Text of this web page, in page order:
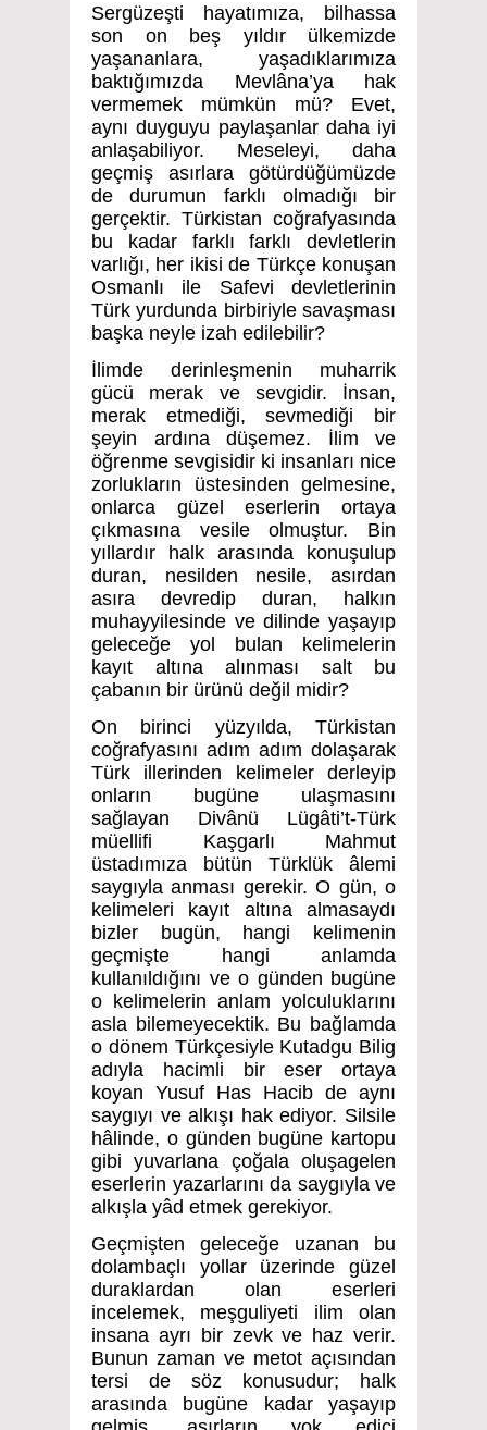
Sergüzeşti hayatımıza, bilhassa
son on beş yıldır ülkemizde
yaşananlara, yaşadıklarımıza
baktığımızda Mevlâna’ya hak
vermemek mümkün mü? Evet,
aynı duyguyu paylaşanlar daha iyi
anlaşabiliyor. Meseleyi, daha
geçmiş asırlara götürdüğümüzde
de durumun farklı olmadığı bir
gerçektir. Türkistan coğrafyasında
bu kadar farklı farklı devletlerin
varlığı, her ikisi de Türkçe konuşan
Osmanlı ile Safevi devletlerinin
Türk yurdunda birbiriyle savaşması
başka neyle izah edilebilir?
İlimde derinleşmenin muharrik
gücü merak ve sevgidir. İnsan,
merak etmediği, sevmediği bir
şeyin ardına düşemez. İlim ve
öğrenme sevgisidir ki insanları nice
zorlukların üstesinden gelmesine,
onlarca güzel eserlerin ortaya
çıkmasına vesile olmuştur. Bin
yıllardır halk arasında konuşulup
duran, nesilden nesile, asırdan
asıra devredip duran, halkın
muhayyilesinde ve dilinde yaşayıp
geleceğe yol bulan kelimelerin
kayıt altına alınması salt bu
çabanın bir ürünü değil midir?
On birinci yüzyılda, Türkistan
coğrafyasını adım adım dolaşarak
Türk illerinden kelimeler derleyip
onların bugüne ulaşmasını
sağlayan Divânü Lügâti’t-Türk
müellifi Kaşgarlı Mahmut
üstadımıza bütün Türklük âlemi
saygıyla anması gerekir. O gün, o
kelimeleri kayıt altına almasaydı
bizler bugün, hangi kelimenin
geçmişte hangi anlamda
kullanıldığını ve o günden bugüne
o kelimelerin anlam yolculuklarını
asla bilemeyecektik. Bu bağlamda
o dönem Türkçesiyle Kutadgu Bilig
adıyla hacimli bir eser ortaya
koyan Yusuf Has Hacib de aynı
saygıyı ve alkışı hak ediyor. Silsile
hâlinde, o günden bugüne kartopu
gibi yuvarlana çoğala oluşagelen
eserlerin yazarlarını da saygıyla ve
alkışla yâd etmek gerekiyor.
Geçmişten geleceğe uzanan bu
dolambaçlı yollar üzerinde güzel
duraklardan olan eserleri
incelemek, meşguliyeti ilim olan
insana ayrı bir zevk ve haz verir.
Bunun zaman ve metot açısından
tersi de söz konusudur; halk
arasında bugüne kadar yaşayıp